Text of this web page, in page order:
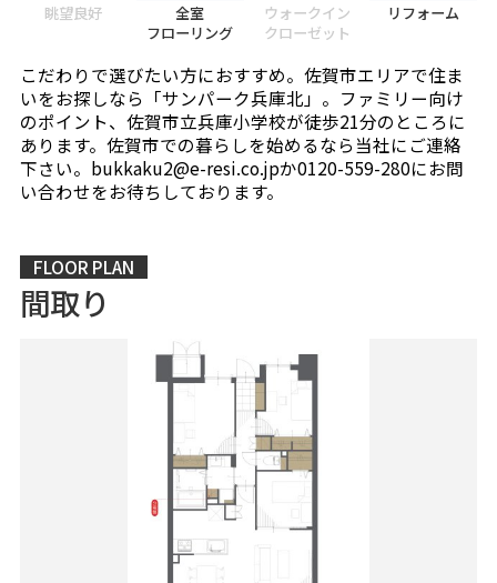
眺望良好
全室
フローリング
ウォークイン
クローゼット
リフォーム
こだわりで選びたい方におすすめ。佐賀市エリアで住ま
いをお探しなら「サンパーク兵庫北」。ファミリー向け
のポイント、佐賀市立兵庫小学校が徒歩21分のところに
あります。佐賀市での暮らしを始めるなら当社にご連絡
下さい。bukkaku2@e-resi.co.jpか0120-559-280にお問
い合わせをお待ちしております。
FLOOR PLAN
間取り